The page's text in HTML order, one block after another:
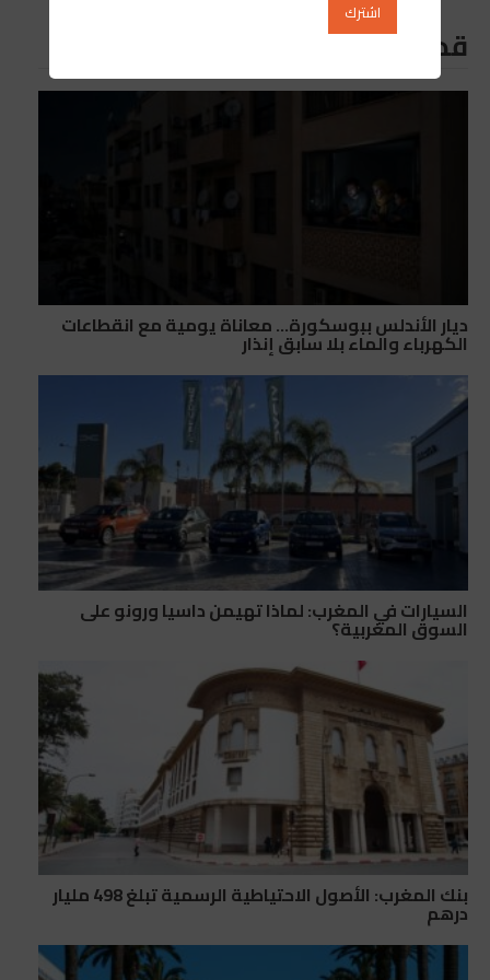
قد يعجبك ايضا
ديار الأندلس ببوسكورة… معاناة يومية مع انقطاعات
الكهرباء والماء بلا سابق إنذار
السيارات في المغرب: لماذا تهيمن داسيا ورونو على
السوق المغربية؟
بنك المغرب: الأصول الاحتياطية الرسمية تبلغ 498 مليار
درهم